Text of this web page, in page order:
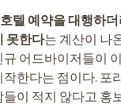
텔 예약을 대행하
못한다는 계산이 나
어드바이저들이
한다는 점이다. 포
이 적지 않다고 홍